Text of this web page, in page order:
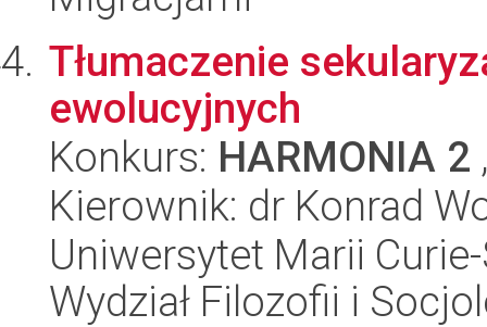
Tłumaczenie
ewolucyjnych
Konkurs: HARMONIA 2
Kierownik: dr Konrad
Uniwersytet Marii
Wydział Filozofii i